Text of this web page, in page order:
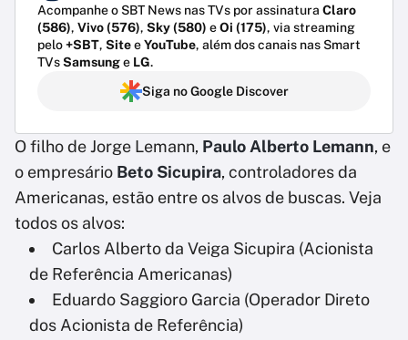
Acompanhe o SBT News nas TVs por assinatura Claro
(586), Vivo (576), Sky (580) eOi (175), via streaming
pelo+SBT, SiteeYouTube, além dos canais nas Smart
TVsSamsunge LG.
Siga no Google Discover
O filho de Jorge Lemann, Paulo Alberto Lemann, e
o empresário Beto Sicupira, controladores da
Americanas, estão entre os alvos de buscas. Veja
todos os alvos:
Carlos Alberto da Veiga Sicupira (Acionista
de Referência Americanas)
Eduardo Saggioro Garcia (Operador Direto
dos Acionista de Referência)